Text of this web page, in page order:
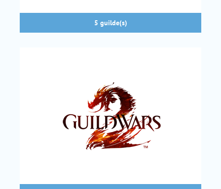
5 guilde(s)